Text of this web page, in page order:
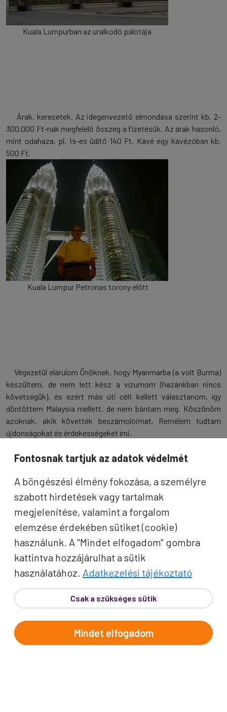
Kuala Lumpurban az uralkodó palotája
Árak, keresetek. Az idegenvezető elmondása szerint kb. 2-
300.000 Ft-nak megfelelő összeg a fizetésük. Az árak hasonló,
mint odahaza. pl. ½-es üdítő 140 Ft. Kávé egy kávézóban kb.
500 Ft.
Kuala Lumpur Petronas torony előtt
Végezetül elárulom Önöknek, hogy Myanmarba (a volt Burma)
készültem, de nem lett kész a vízumom (hazánkban nincs
követségük), és ezért más úti célt kellett választanom, így
döntöttem Malaysia mellett, de nem bántam meg. Köszönöm
azoknak, akik követték beszámolóimat. Remélem tudtam
újdonságokat és érdekességeket írni.
Búcsúkép - Kuala Lumpur
Vissza
Keresés a blogban
Fontosnak tartjuk az adatok védelmét
A böngészési élmény fokozása, a személyre
szabott hirdetések vagy tartalmak
megjelenítése, valamint a forgalom
elemzése érdekében sütiket (cookie)
használunk. A "Mindet elfogadom" gombra
kattintva hozzájárulhat a sütik
használatához. Adatkezelési tájékoztató
Csak a szükséges sütik
Mindet elfogadom